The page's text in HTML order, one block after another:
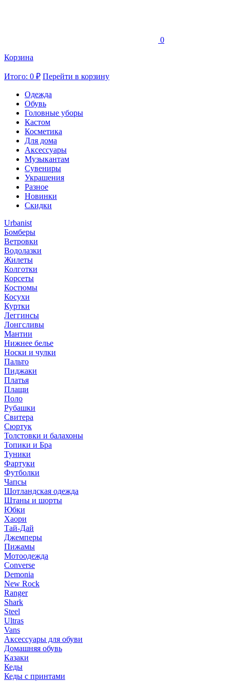
0
Корзина
Итого: 0 ₽ Перейти в корзину
Одежда
Обувь
Головные уборы
Кастом
Косметика
Для дома
Аксессуары
Музыкантам
Сувениры
Украшения
Разное
Новинки
Скидки
Urbanist
Бомберы
Ветровки
Водолазки
Жилеты
Колготки
Корсеты
Костюмы
Косухи
Куртки
Леггинсы
Лонгсливы
Мантии
Нижнее белье
Носки и чулки
Пальто
Пиджаки
Платья
Плащи
Поло
Рубашки
Свитера
Сюртук
Толстовки и балахоны
Топики и Бра
Туники
Фартуки
Футболки
Чапсы
Шотландская одежда
Штаны и шорты
Юбки
Хаори
Тай-Дай
Джемперы
Пижамы
Мотоодежда
Converse
Demonia
New Rock
Ranger
Shark
Steel
Ultras
Vans
Аксессуары для обуви
Домашняя обувь
Казаки
Кеды
Кеды с принтами